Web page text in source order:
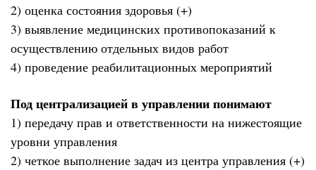
2) оценка состояния здоровья (+)
3) выявление медицинских противопоказаний к
осуществлению отдельных видов работ
4) проведение реабилитационных мероприятий
Под централизацией в управлении понимают
1) передачу прав и ответственности на нижестоящие
уровни управления
2) четкое выполнение задач из центра управления (+)